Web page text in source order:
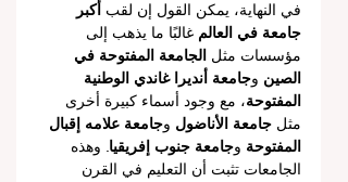
في النهاية، يمكن القول إن لقب أكبر
جامعة في العالم غالبًا ما يذهب إلى
مؤسسات مثل الجامعة المفتوحة في
الصين وجامعة أنديرا غاندي الوطنية
المفتوحة، مع وجود أسماء كبيرة أخرى
مثل جامعة الأناضول وجامعة علامه إقبال
المفتوحة وجامعة جنوب إفريقيا . وهذه
الجامعات تثبت أن التعليم في القرن